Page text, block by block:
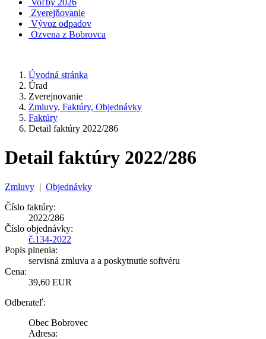
Voľby 2026
Zverejňovanie
Vývoz odpadov
Ozvena z Bobrovca
Úvodná stránka
Úrad
Zverejnovanie
Zmluvy, Faktúry, Objednávky
Faktúry
Detail faktúry 2022/286
Detail faktúry 2022/286
Zmluvy | Objednávky
Číslo faktúry:
2022/286
Číslo objednávky:
č.134-2022
Popis plnenia:
servisná zmluva a a poskytnutie softvéru
Cena:
39,60 EUR
Odberateľ:
Obec Bobrovec
Adresa: